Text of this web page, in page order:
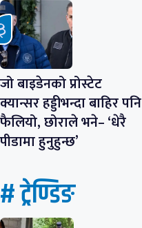
जो बाइडेनको प्रोस्टेट
क्यान्सर हड्डीभन्दा बाहिर पनि
फैलियो, छोराले भने– ‘धेरै
पीडामा हुनुहुन्छ’
# ट्रेण्डिङ